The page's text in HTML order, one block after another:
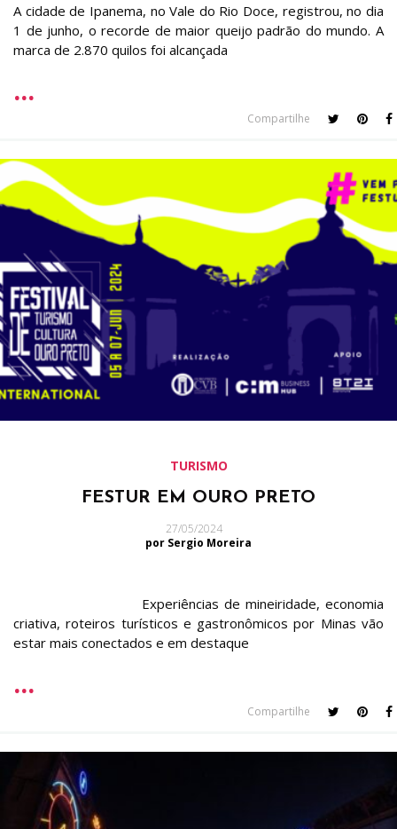
A cidade de Ipanema, no Vale do Rio Doce, registrou, no dia
1 de junho, o recorde de maior queijo padrão do mundo. A
marca de 2.870 quilos foi alcançada
Compartilhe
TURISMO
FESTUR EM OURO PRETO
27/05/2024
por Sergio Moreira
Experiências de mineiridade, economia
criativa, roteiros turísticos e gastronômicos por Minas vão
estar mais conectados e em destaque
Compartilhe